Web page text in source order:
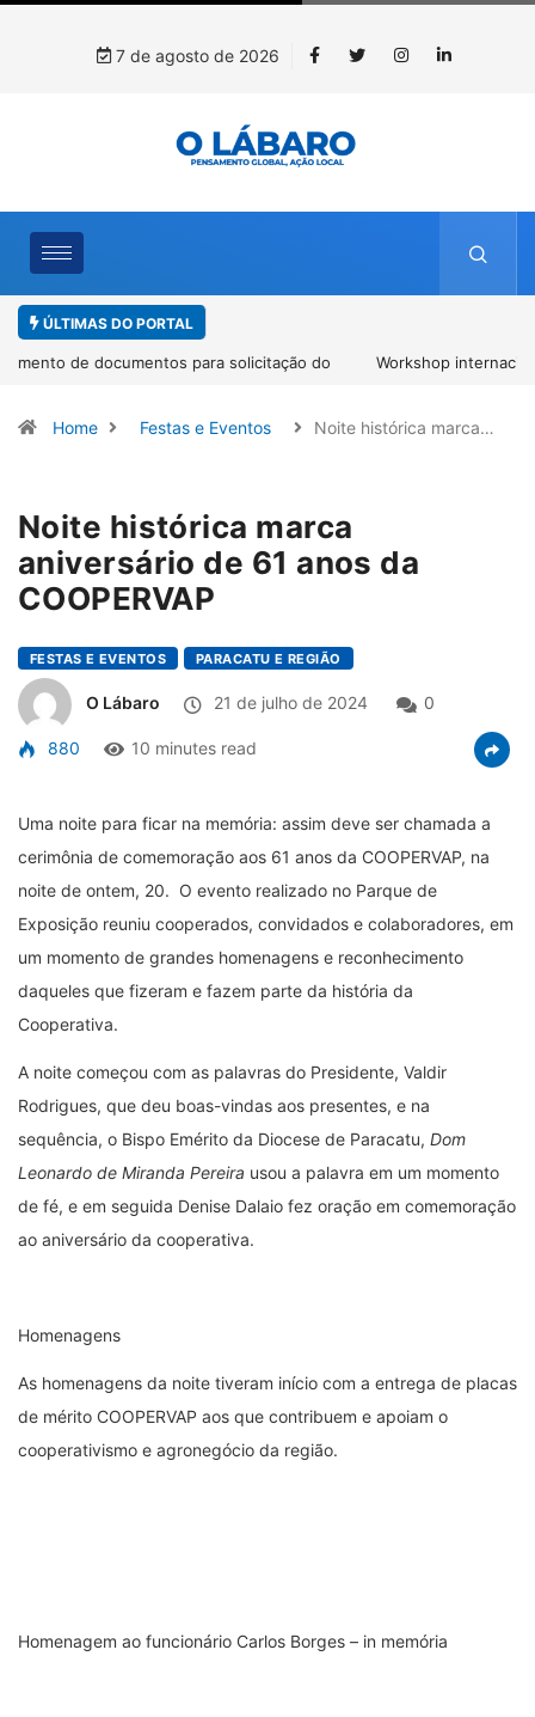
7 de agosto de 2026
ÚLTIMAS DO PORTAL
Workshop internacional debate futuro da piscicultura com
Home Festas e Eventos Noite histórica marca…
Noite histórica marca
aniversário de 61 anos da
COOPERVAP
FESTAS E EVENTOS PARACATU E REGIÃO
O Lábaro 21 de julho de 2024 0
880 10 minutes read
Uma noite para ficar na memória: assim deve ser chamada a
cerimônia de comemoração aos 61 anos da COOPERVAP, na
noite de ontem, 20. O evento realizado no Parque de
Exposição reuniu cooperados, convidados e colaboradores, em
um momento de grandes homenagens e reconhecimento
daqueles que fizeram e fazem parte da história da
Cooperativa.
A noite começou com as palavras do Presidente, Valdir
Rodrigues, que deu boas-vindas aos presentes, e na
sequência, o Bispo Emérito da Diocese de Paracatu, Dom
Leonardo de Miranda Pereira usou a palavra em um momento
de fé, e em seguida Denise Dalaio fez oração em comemoração
ao aniversário da cooperativa.
Homenagens
As homenagens da noite tiveram início com a entrega de placas
de mérito COOPERVAP aos que contribuem e apoiam o
cooperativismo e agronegócio da região.
Homenagem ao funcionário Carlos Borges – in memória